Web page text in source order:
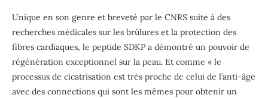
Unique en son genre et breveté par le CNRS suite à des
recherches médicales sur les brûlures et la protection des
fibres cardiaques, le peptide SDKP a démontré un pouvoir de
régénération exceptionnel sur la peau. Et comme « le
processus de cicatrisation est très proche de celui de l’anti-âge
avec des connections qui sont les mêmes pour obtenir un